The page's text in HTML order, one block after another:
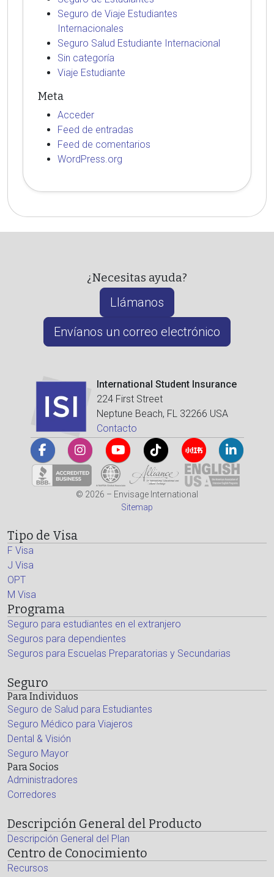
Seguro de Viaje Estudiantes
Internacionales
Seguro Salud Estudiante Internacional
Sin categoría
Viaje Estudiante
Meta
Acceder
Feed de entradas
Feed de comentarios
WordPress.org
¿Necesitas ayuda?
Llámanos
Envíanos un correo electrónico
International Student Insurance
224 First Street
Neptune Beach, FL 32266 USA
Contacto
© 2026 – Envisage International
Sitemap
Tipo de Visa
F Visa
J Visa
OPT
M Visa
Programa
Seguro para estudiantes en el extranjero
Seguros para dependientes
Seguros para Escuelas Preparatorias y Secundarias
Seguro
Para Individuos
Seguro de Salud para Estudiantes
Seguro Médico para Viajeros
Dental & Visión
Seguro Mayor
Para Socios
Administradores
Corredores
Descripción General del Producto
Descripción General del Plan
Centro de Conocimiento
Recursos